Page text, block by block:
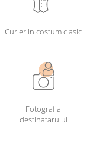
Curier in costum clasic
Fotografia
destinatarului